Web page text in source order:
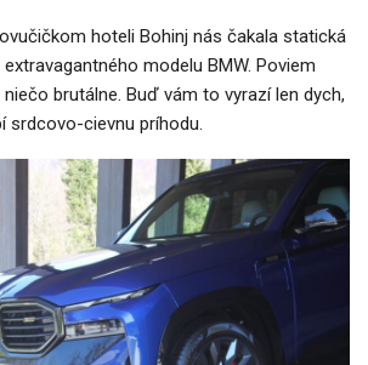
hoteli Bohinj nás čakala statická
modelu BMW. Poviem
brutálne. Buď vám to vyrazí len dych,
srdcovo-cievnu príhodu.